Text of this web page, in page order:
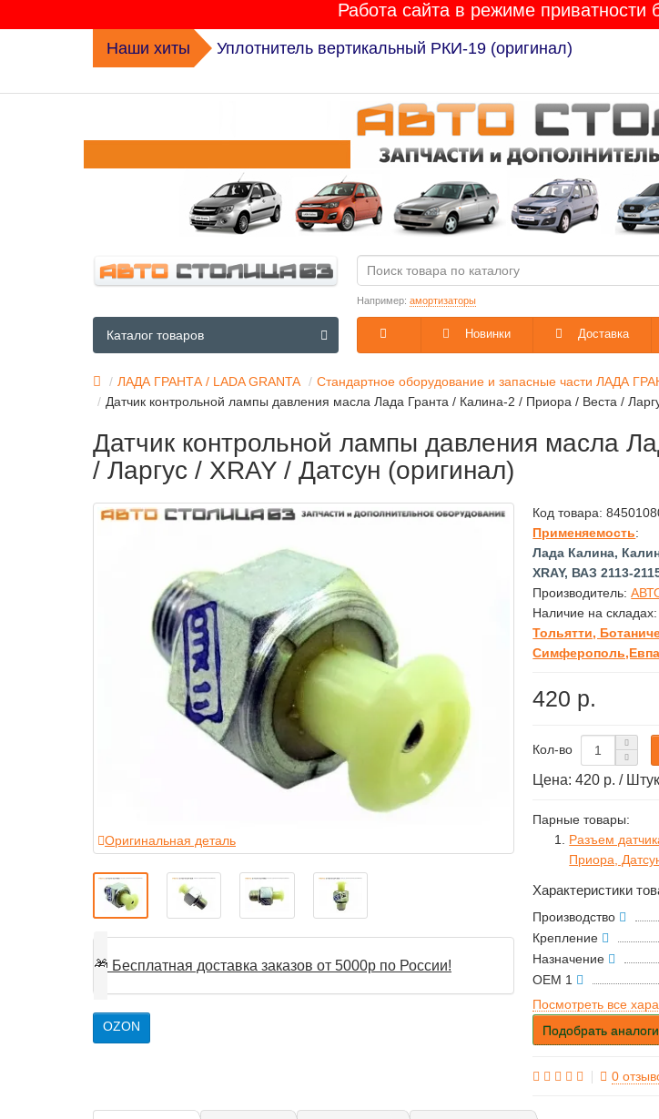
Работа сайта в режиме приватности
Наши хиты Уплотнитель вертикальный РКИ-19 (оригинал)
Например: амортизаторы
Новинки Доставка
Каталог товаров
ЛАДА ГРАНТА / LADA GRANTA
Стандартное оборудование и запасные части ЛАДА
Датчик контрольной лампы давления масла Лада Гранта / Калина-2 / Приора / Веста /
Датчик контрольной лампы давления масла
/ Ларгус / XRAY / Датсун (оригинал)
Оригинальная деталь
🎁 Бесплатная доставка заказов от 5000р по России!
OZON
Код товара:
Применяемость:
Лада Калина,
XRAY, ВАЗ 2113-
Производитель:
Наличие на складах:
Тольятти,
420 р.
Кол-во
Цена: 420 р. /
Парные товары:
Разъем
Приора,
Характеристики
Производство
Крепление
Назначение
OEM 1
Посмотреть все
Подобрать аналоги
0